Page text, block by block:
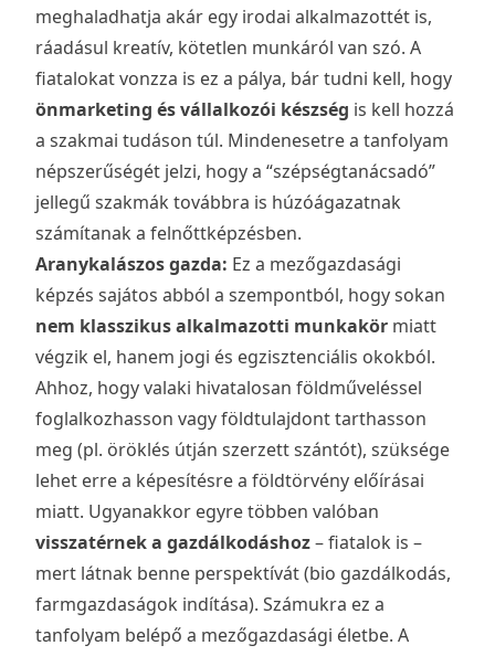
meghaladhatja akár egy irodai alkalmazottét is,
ráadásul kreatív, kötetlen munkáról van szó. A
fiatalokat vonzza is ez a pálya, bár tudni kell, hogy
önmarketing és vállalkozói készség is kell hozzá
a szakmai tudáson túl. Mindenesetre a tanfolyam
népszerűségét jelzi, hogy a “szépségtanácsadó”
jellegű szakmák továbbra is húzóágazatnak
számítanak a felnőttképzésben.
Aranykalászos gazda: Ez a mezőgazdasági
képzés sajátos abból a szempontból, hogy sokan
nem klasszikus alkalmazotti munkakör miatt
végzik el, hanem jogi és egzisztenciális okokból.
Ahhoz, hogy valaki hivatalosan földműveléssel
foglalkozhasson vagy földtulajdont tarthasson
meg (pl. öröklés útján szerzett szántót), szüksége
lehet erre a képesítésre a földtörvény előírásai
miatt. Ugyanakkor egyre többen valóban
visszatérnek a gazdálkodáshoz– fiatalok is –
mert látnak benne perspektívát (bio gazdálkodás,
farmgazdaságok indítása). Számukra ez a
tanfolyam belépő a mezőgazdasági életbe. A